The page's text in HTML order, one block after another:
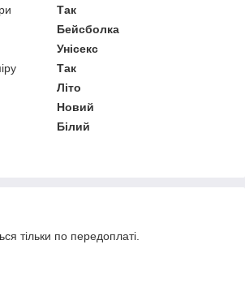
Так
Бейсболка
Унісекс
Так
Літо
Новий
Білий
тільки по передоплаті.